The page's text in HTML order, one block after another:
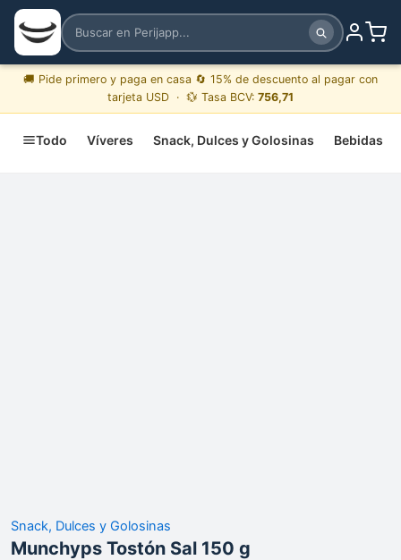
🚚 Pide primero y paga en casa 🔄 15% de descuento al pagar con
tarjeta USD · 💱 Tasa BCV: 756,71
Todo Víveres Snack, Dulces y Golosinas Bebidas
Snack, Dulces y Golosinas
Munchyps Tostón Sal 150 g